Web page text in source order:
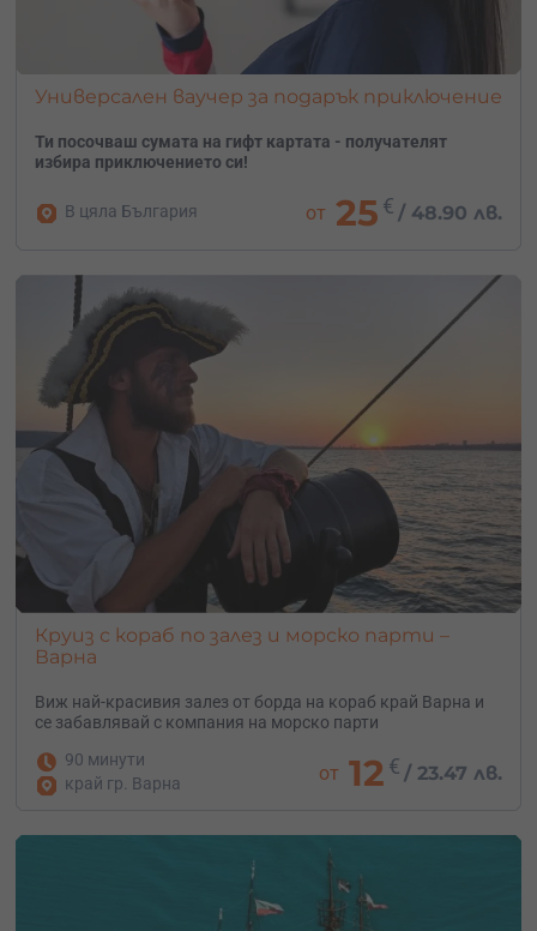
Универсален ваучер за подарък приключение
Ти посочваш сумата на гифт картата - получателят
избира приключението си!
В цяла България от 25 € / 48.90 лв.
Круиз с кораб по залез и морско парти –
Варна
Виж най-красивия залез от борда на кораб край Варна и
се забавлявай с компания на морско парти
90 минути
край гр. Варна
от 12 € /23.47 лв.